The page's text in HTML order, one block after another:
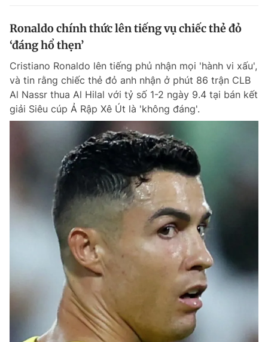
Ronaldo chính thức lên tiếng vụ chiếc thẻ đỏ
‘đáng hổ thẹn’
Cristiano Ronaldo lên tiếng phủ nhận mọi 'hành vi xấu',
và tin rằng chiếc thẻ đỏ anh nhận ở phút 86 trận CLB
Al Nassr thua Al Hilal với tỷ số 1-2 ngày 9.4 tại bán kết
giải Siêu cúp Ả Rập Xê Út là 'không đáng'.